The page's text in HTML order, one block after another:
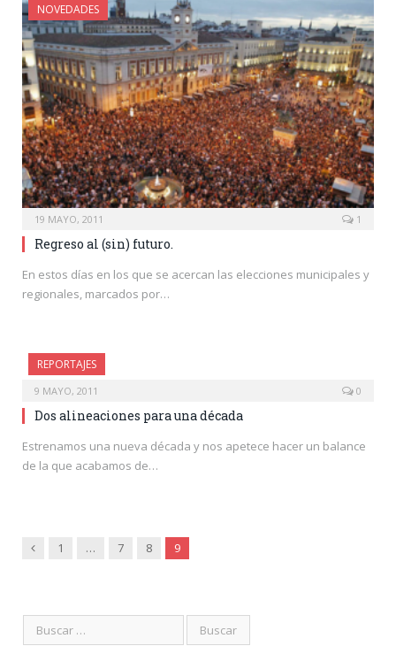
NOVEDADES
19 MAYO, 2011 1
Regreso al (sin) futuro.
En estos días en los que se acercan las elecciones municipales y
regionales, marcados por…
REPORTAJES
9 MAYO, 2011 0
Dos alineaciones para una década
Estrenamos una nueva década y nos apetece hacer un balance
de la que acabamos de…
Anterior
1 … 7 8 9